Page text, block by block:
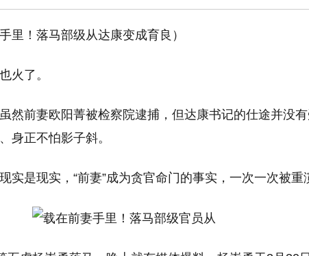
里！落马部级从达康变成育良）
火了。
然前妻欧阳菁被检察院逮捕，但达康书记的仕途并没
身正不怕影子斜。
实是现实，“前妻”成为贪官命门的事实，一次一次被重